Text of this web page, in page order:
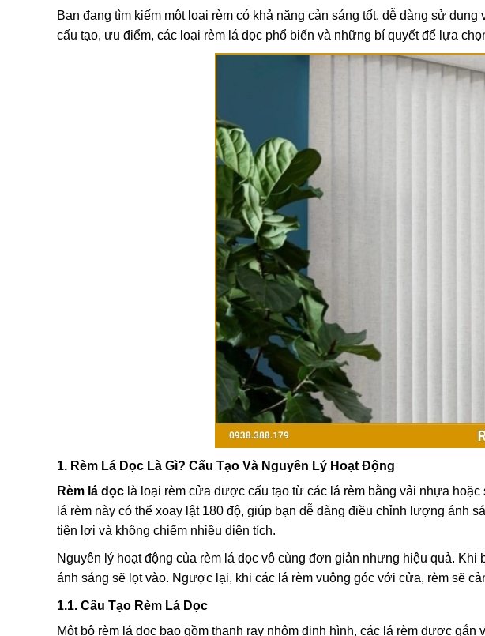
Bạn đang tìm kiếm một loại rèm có khả năng cản sáng tốt, dễ dàng sử dụng
cấu tạo, ưu điểm, các loại rèm lá dọc phổ biến và những bí quyết để lựa
1. Rèm Lá Dọc Là Gì? Cấu Tạo Và Nguyên Lý Hoạt Động
Rèm lá dọc là loại rèm cửa được cấu tạo từ các lá rèm bằng vải nhựa
lá rèm này có thể xoay lật 180 độ, giúp bạn dễ dàng điều chỉnh lượng ánh
tiện lợi và không chiếm nhiều diện tích.
Nguyên lý hoạt động của rèm lá dọc vô cùng đơn giản nhưng hiệu quả.
ánh sáng sẽ lọt vào. Ngược lại, khi các lá rèm vuông góc với cửa, rèm sẽ
1.1. Cấu Tạo Rèm Lá Dọc
Một bộ rèm lá dọc bao gồm thanh ray nhôm định hình, các lá rèm được